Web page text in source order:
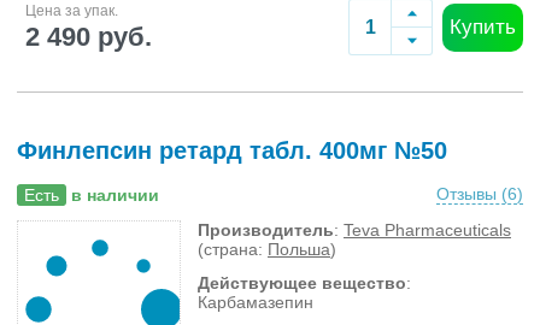
Цена за упак.
2 490 руб. Купить
Финлепсин ретард табл. 400мг №50
Есть в наличии Отзывы (6)
Производитель: Teva Pharmaceuticals
(страна: Польша)
Действующее вещество:
Карбамазепин